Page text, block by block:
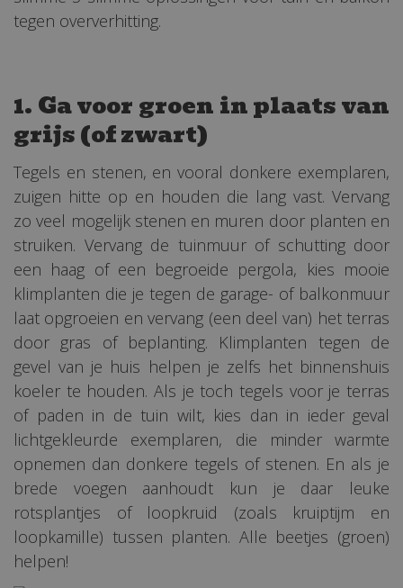
tegen oververhitting.
1. Ga voor groen in plaats van
grijs (of zwart)
Tegels en stenen, en vooral donkere exemplaren,
zuigen hitte op en houden die lang vast. Vervang
zo veel mogelijk stenen en muren door planten en
struiken. Vervang de tuinmuur of schutting door
een haag of een begroeide pergola, kies mooie
klimplanten die je tegen de garage- of balkonmuur
laat opgroeien en vervang (een deel van) het terras
door gras of beplanting. Klimplanten tegen de
gevel van je huis helpen je zelfs het binnenshuis
koeler te houden. Als je toch tegels voor je terras
of paden in de tuin wilt, kies dan in ieder geval
lichtgekleurde exemplaren, die minder warmte
opnemen dan donkere tegels of stenen. En als je
brede voegen aanhoudt kun je daar leuke
rotsplantjes of loopkruid (zoals kruiptijm en
loopkamille) tussen planten. Alle beetjes (groen)
helpen!